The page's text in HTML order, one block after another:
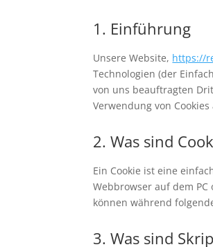
1. Einführung
Unsere Website, https://
Technologien (der
von uns beauftragten
Verwendung von
2. Was sind
Ein Cookie ist eine
Webbrowser auf dem
können während
3. Was sind